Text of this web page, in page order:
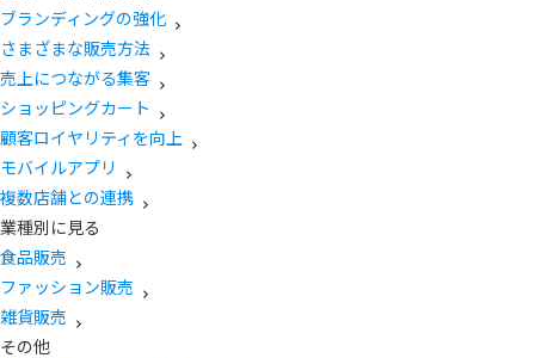
ブランディングの強化
さまざまな販売方法
売上につながる集客
ショッピングカート
顧客ロイヤリティを向上
モバイルアプリ
複数店舗との連携
業種別に見る
食品販売
ファッション販売
雑貨販売
その他